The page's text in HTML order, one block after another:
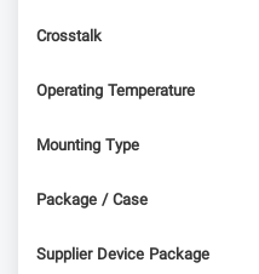
Crosstalk
Operating Temperature
Mounting Type
Package / Case
Supplier Device Package